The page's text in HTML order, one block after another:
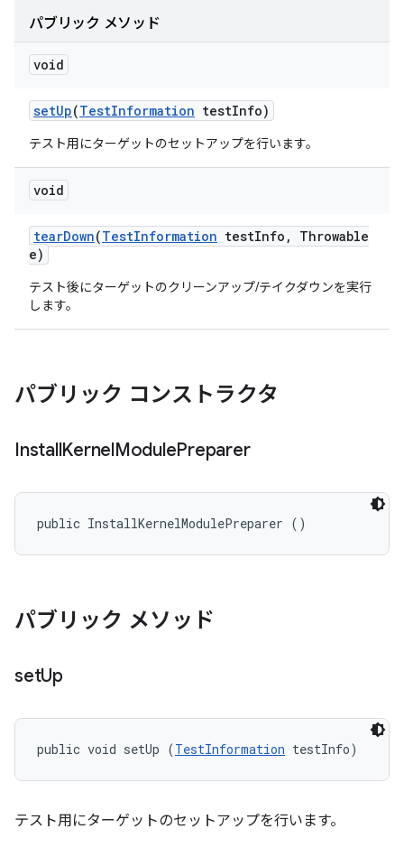
パブリック メソッド
void
setUp(TestInformation testInfo)
テスト用にターゲットのセットアップを行います。
void
tearDown(TestInformation testInfo ,
Throwable
e)
テスト後にターゲットのクリーンアップ/テイクダウンを実行
します。
パブリック コンストラクタ
InstallKernelModulePreparer
public InstallKernelModulePreparer ()
パブリック メソッド
setUp
public void setUp (TestInformation testInfo)
テスト用にターゲットのセットアップを行います。